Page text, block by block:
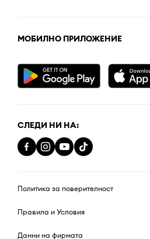
МОБИЛНО ПРИЛОЖЕНИЕ
СЛЕДИ НИ НА:
Политика за поверителност
Правила и Условия
Данни на фирмата